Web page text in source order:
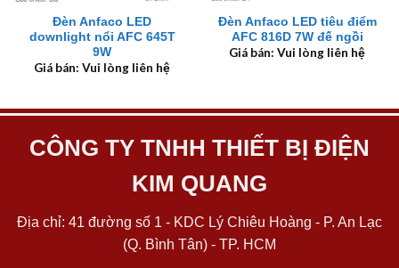
Đèn Anfaco LED
downlight nổi AFC 645T
9W
Giá bán: Vui lòng liên hệ
Đèn Anfaco LED tiêu điểm
AFC 816D 7W đế ngồi
Giá bán: Vui lòng liên hệ
CÔNG TY TNHH THIẾT BỊ ĐIỆN
KIM QUANG
Địa chỉ: 41 đường số 1 - KDC Lý Chiêu Hoàng - P. An Lạc
(Q. Bình Tân) - TP. HCM